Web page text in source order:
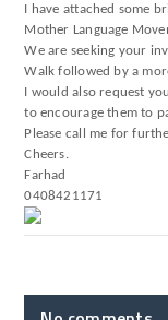
I have attached some
Mother Language
We are seeking your
Walk followed by a
I would also request
to encourage them to
Please call me for
Cheers.
Farhad
0408421171